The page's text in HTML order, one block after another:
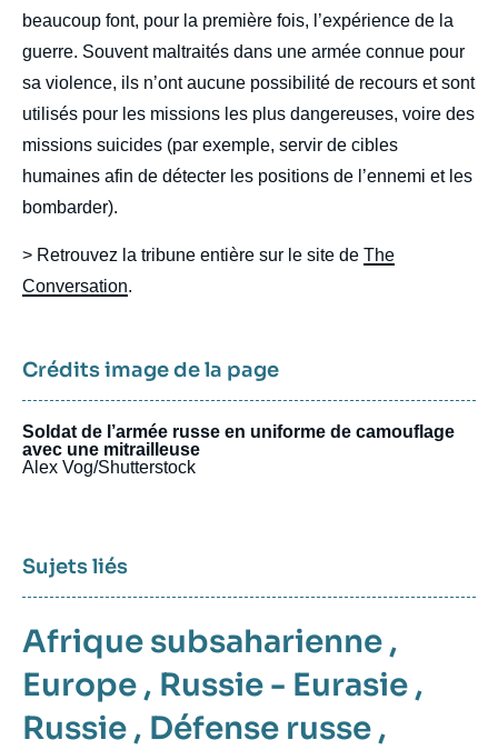
beaucoup font, pour la première fois, l’expérience de la
guerre. Souvent maltraités dans une armée connue pour
sa violence, ils n’ont aucune possibilité de recours et sont
utilisés pour les missions les plus dangereuses, voire des
missions suicides (par exemple, servir de cibles
humaines afin de détecter les positions de l’ennemi et les
bombarder).
> Retrouvez la tribune entière sur le site de The
Conversation.
Crédits image de la page
Soldat de l’armée russe en uniforme de camouflage
avec une mitrailleuse
Alex Vog/Shutterstock
Sujets liés
Afrique subsaharienne ,
Europe , Russie - Eurasie ,
Russie , Défense russe ,